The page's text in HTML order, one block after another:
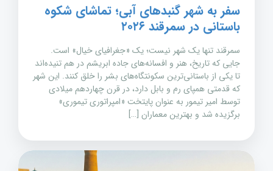
سفر به شهر گنبدهای آبی؛ تماشای شکوه
باستانی در سمرقند ۲۰۲۶
سمرقند تنها یک شهر نیست؛ یک «جغرافیای خیال» است.
جایی که تاریخ، هنر و افسانه‌های جاده ابریشم در هم تنیده‌اند
تا یکی از باستانی‌ترین سکونتگاه‌های بشر را خلق کنند. این شهر
که قدمتی همپای رم و بابل دارد، در قرن چهاردهم میلادی
توسط امیر تیمور به عنوان پایتخت «امپراتوری تیموری»
برگزیده شد و بهترین معماران […]